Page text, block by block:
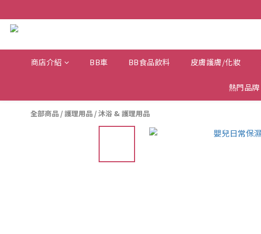
商店介紹 BB車 BB食品飲料 皮膚護膚/化妝
熱門品牌
全部商品 /護理用品 /沐浴 & 護理用品